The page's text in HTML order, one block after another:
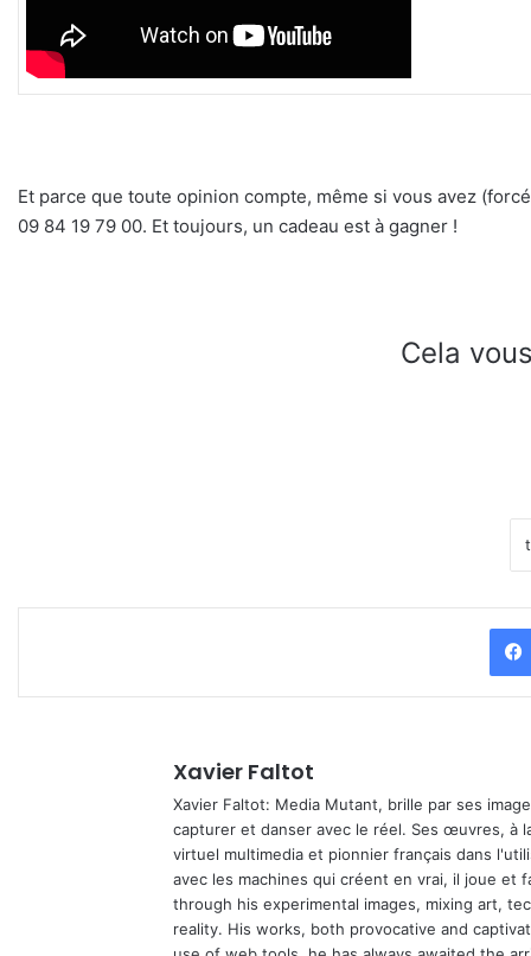
Et parce que toute opinion compte, même si vous avez
09 84 19 79 00. Et toujours, un cadeau est à gagner !
Cela
Xavier Faltot
Xavier Faltot: Media Mutant, brille par ses
capturer et danser avec le réel. Ses œuvres, à
virtuel multimedia et pionnier français dans
avec les machines qui créent en vrai, il joue et
through his experimental images, mixing art,
reality. His works, both provocative and